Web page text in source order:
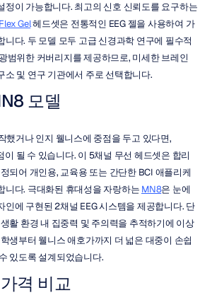
정이 가능합니다. 최고의 신호 신뢰도를 요구하는
Flex Gel 헤드셋은 전통적인 EEG 젤을 사용하여 가
니다. 두 모델 모두 고급 신경과학 연구에 필수적
범위한 커버리지를 제공하므로, 미세한 브레인
소 및 연구 기관에서 주로 선택합니다.
모델
이 될 수 있습니다. 이 5채널 무선 헤드셋은 합리
되어 개인용, 교육용 또는 간단한 BCI 애플리케
니다. 극대화된 휴대성을 자랑하는 MN8은 눈에
인에 구현된 2채널 EEG 시스템을 제공합니다. 단
활 환경 내 집중력 및 주의력을 추적하기에 이상
생부터 웰니스 애호가까지 더 넓은 대중이 손쉽
있도록 설계되었습니다.
격 비교